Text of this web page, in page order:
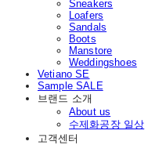
Sneakers
Loafers
Sandals
Boots
Manstore
Weddingshoes
Vetiano SE
Sample SALE
브랜드 소개
About us
수제화공장 일상
고객센터